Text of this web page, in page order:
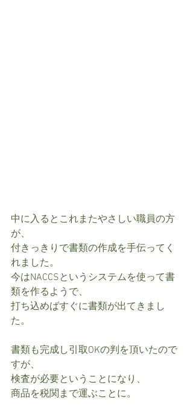
中に入るとこれまたやさしい職員の方
が、
付きっきりで書類の作成を手伝ってく
れました。
今はNACCSというシステムを使って書
類を作るようで、
打ち込めばすぐに書類が出てきまし
た。
書類も完成し引取OKの判を頂いたので
すが、
検査が必要ということになり、
商品を税関まで運ぶことに。